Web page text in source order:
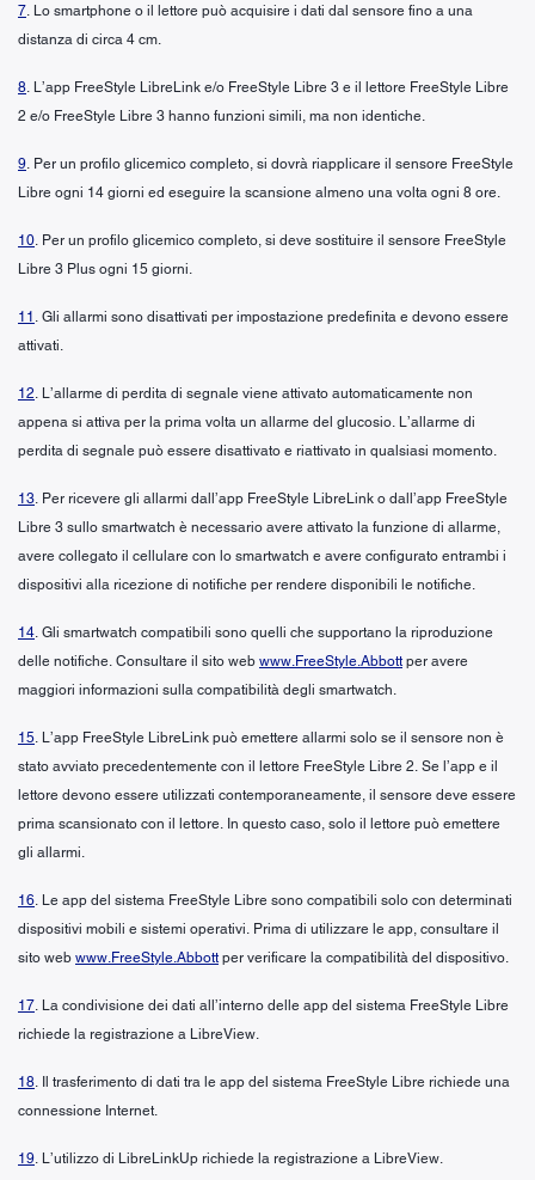
7. Lo smartphone o il lettore può acquisire i dati dal sensore fino a una
distanza di circa 4 cm.
8. L’app FreeStyle LibreLink e/o FreeStyle Libre 3 e il lettore FreeStyle Libre
2 e/o FreeStyle Libre 3 hanno funzioni simili, ma non identiche.
9. Per un profilo glicemico completo, si dovrà riapplicare il sensore FreeStyle
Libre ogni 14 giorni ed eseguire la scansione almeno una volta ogni 8 ore.
10. Per un profilo glicemico completo, si deve sostituire il sensore FreeStyle
Libre 3 Plus ogni 15 giorni.
11 . Gli allarmi sono disattivati per impostazione predefinita e devono essere
attivati.
12. L’allarme di perdita di segnale viene attivato automaticamente non
appena si attiva per la prima volta un allarme del glucosio. L’allarme di
perdita di segnale può essere disattivato e riattivato in qualsiasi momento.
13. Per ricevere gli allarmi dall’app FreeStyle LibreLink o dall’app FreeStyle
Libre 3 sullo smartwatch è necessario avere attivato la funzione di allarme,
avere collegato il cellulare con lo smartwatch e avere configurato entrambi i
dispositivi alla ricezione di notifiche per rendere disponibili le notifiche.
14. Gli smartwatch compatibili sono quelli che supportano la riproduzione
delle notifiche. Consultare il sito web www.FreeStyle.Abbott per avere
maggiori informazioni sulla compatibilità degli smartwatch.
15. L’app FreeStyle LibreLink può emettere allarmi solo se il sensore non è
stato avviato precedentemente con il lettore FreeStyle Libre 2. Se l’app e il
lettore devono essere utilizzati contemporaneamente, il sensore deve essere
prima scansionato con il lettore. In questo caso, solo il lettore può emettere
gli allarmi.
16. Le app del sistema FreeStyle Libre sono compatibili solo con determinati
dispositivi mobili e sistemi operativi. Prima di utilizzare le app, consultare il
sito web www.FreeStyle.Abbott per verificare la compatibilità del dispositivo.
17. La condivisione dei dati all’interno delle app del sistema FreeStyle Libre
richiede la registrazione a LibreView.
18. Il trasferimento di dati tra le app del sistema FreeStyle Libre richiede una
connessione Internet.
19. L’utilizzo di LibreLinkUp richiede la registrazione a LibreView.